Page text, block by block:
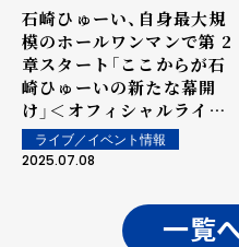
石崎ひゅーい、⾃⾝最⼤規
模のホールワンマンで第 2
章スタート「ここからが⽯
崎ひゅーいの新たな幕開
け」＜オフィシャルライブ
レポート＞
ライブ／イベント情報
2025.07.08
一覧